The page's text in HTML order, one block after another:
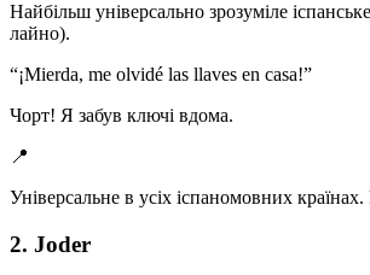
Найбільш універсально зрозуміле
лайно).
“¡Mierda, me olvidé las llaves en casa!”
Чорт! Я забув ключі вдома.
📍
Універсальне в усіх іспаномовних
2. Joder